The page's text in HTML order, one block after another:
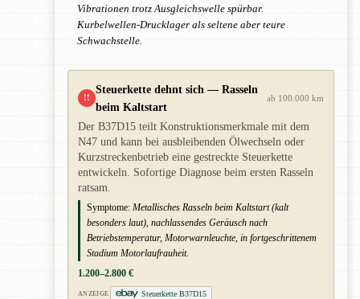
Vibrationen trotz Ausgleichswelle spürbar.
Kurbelwellen-Drucklager als seltene aber teure
Schwachstelle.
!!
Steuerkette dehnt sich — Rasseln
beim Kaltstart
ab 100.000 km
Der B37D15 teilt Konstruktionsmerkmale mit dem
N47 und kann bei ausbleibenden Ölwechseln oder
Kurzstreckenbetrieb eine gestreckte Steuerkette
entwickeln. Sofortige Diagnose beim ersten Rasseln
ratsam.
Symptome: Metallisches Rasseln beim Kaltstart (kalt
besonders laut), nachlassendes Geräusch nach
Betriebstemperatur, Motorwarnleuchte, in fortgeschrittenem
Stadium Motorlaufrauheit.
1.200–2.800 €
ANZEIGE
Steuerkette B37D15